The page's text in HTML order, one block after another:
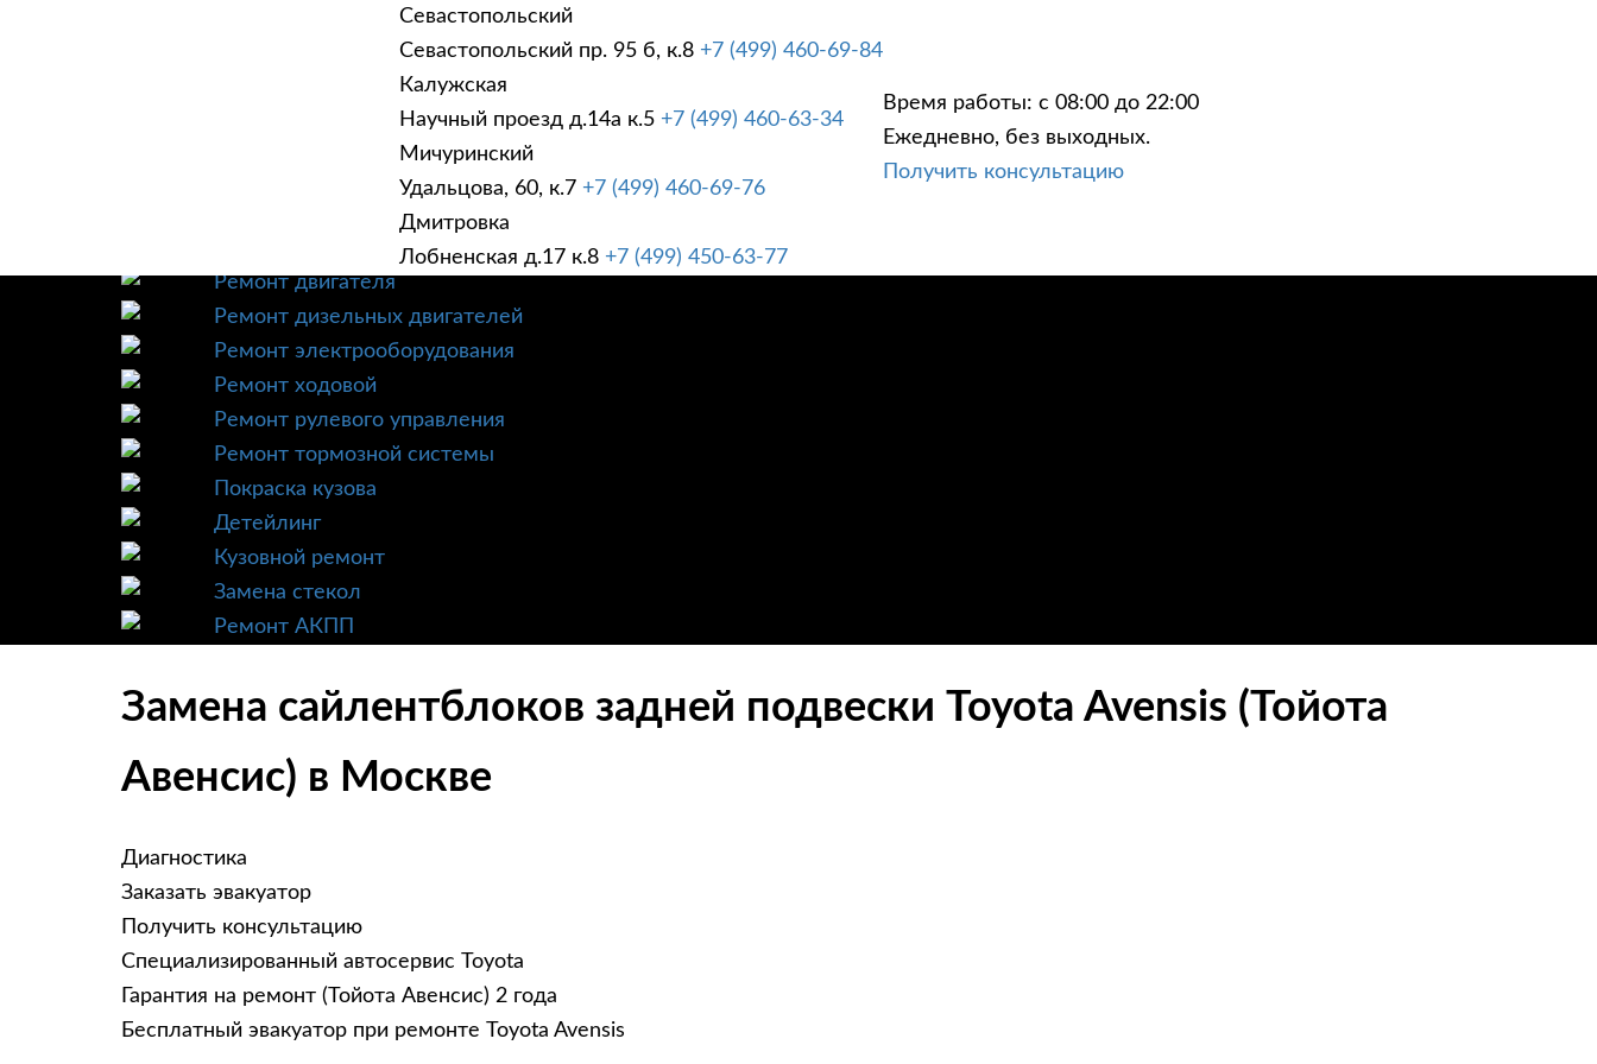
Севастопольский
Севастопольский пр. 95 б, к.8 +7 (499) 460-69-84
Калужская
Научный проезд д.14а к.5 +7 (499) 460-63-34
Мичуринский
Удальцова, 60, к.7 +7 (499) 460-69-76
Дмитровка
Лобненская д.17 к.8 +7 (499) 450-63-77
Время работы: с 08:00 до 22:00
Ежедневно, без выходных.
Получить консультацию
УСЛУГИ АКЦИИ
Техническое обслуживание
Ремонт трансмиссии
Ремонт двигателя
Ремонт дизельных двигателей
Ремонт электрооборудования
Ремонт ходовой
Ремонт рулевого управления
Ремонт тормозной системы
Покраска кузова
Детейлинг
Кузовной ремонт
Замена стекол
Ремонт АКПП
Замена сайлентблоков задней подвески Toyota Avensis (Тойота
Авенсис) в Москве
Диагностика
Заказать эвакуатор
Получить консультацию
Специализированный автосервис Toyota
Гарантия на ремонт (Тойота Авенсис) 2 года
Бесплатный эвакуатор при ремонте Toyota Avensis